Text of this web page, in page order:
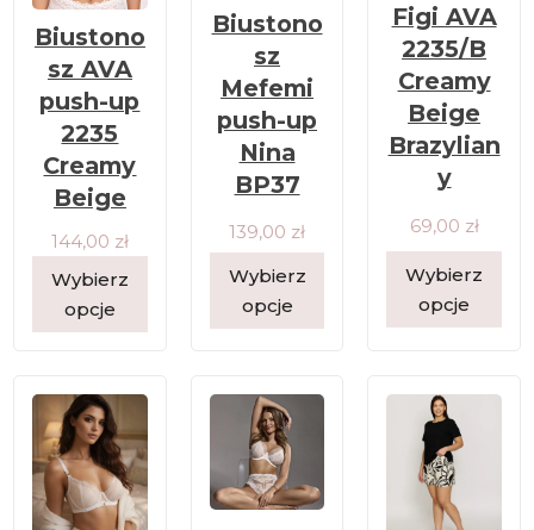
Biustono
sz AVA
push-up
2235
Creamy
Beige
144,00 zł
Wybierz
opcje
Biustono
sz
Mefemi
push-up
Nina
BP37
139,00 zł
Wybierz
opcje
Figi AVA
2235/B
Creamy
Beige
Brazylian
y
69,00 zł
Wybierz
opcje